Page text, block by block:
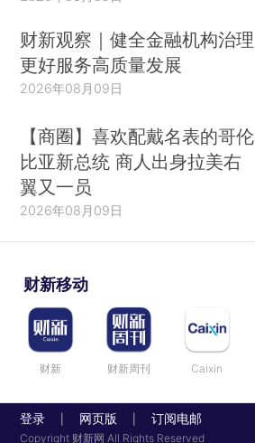
财新观察｜健全金融机构治理
更好服务高质量发展
2026年08月09日
【商圈】喜欢配戴名表的哥伦
比亚新总统 商人出身拉美右
翼又一员
2026年08月09日
财新移动
财新 财新周刊 Caixin
登录 网页版 订阅电邮
Copyright 财新网 All Rights Reserved